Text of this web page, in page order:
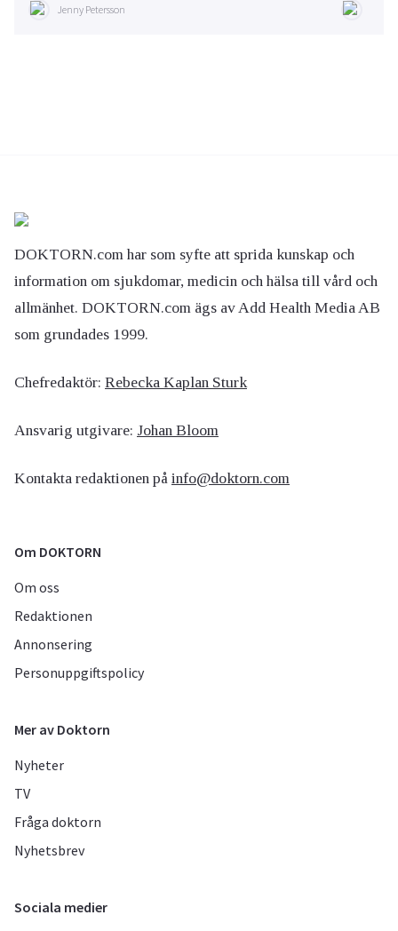
Jenny Petersson
DOKTORN.com har som syfte att sprida kunskap och
information om sjukdomar, medicin och hälsa till vård och
allmänhet. DOKTORN.com ägs av Add Health Media AB
som grundades 1999.
Chefredaktör: Rebecka Kaplan Sturk
Ansvarig utgivare: Johan Bloom
Kontakta redaktionen på info@doktorn.com
Om DOKTORN
Om oss
Redaktionen
Annonsering
Personuppgiftspolicy
Mer av Doktorn
Nyheter
TV
Fråga doktorn
Nyhetsbrev
Sociala medier